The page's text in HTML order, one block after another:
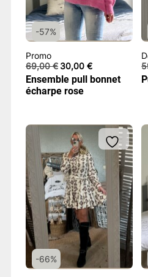
-57%
Promo
69,00€ Le
prix
initial
était :
30,00 €Le
prix
actuel
Ensemble pull bonnet
écharpe rose
-66%